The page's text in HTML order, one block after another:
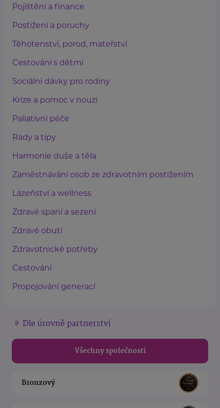
Pojištění a finance
Postižení a poruchy
Těhotenství, porod, mateřství
Cestování s dětmi
Sociální dávky pro rodiny
Krize a pomoc v nouzi
Paliativní péče
Rady a tipy
Harmonie duše a těla
Zaměstnávání osob ze zdravotním postižením
Lázeňství a wellness
Zdravé spaní a sezení
Zdravé obutí
Zdravotnické potřeby
Cestování
Propojování generací
Dle úrovně partnerství
Všechny společnosti
Bronzový